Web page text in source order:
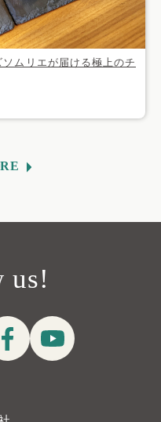
ソムリエが届ける極上のチ
us!